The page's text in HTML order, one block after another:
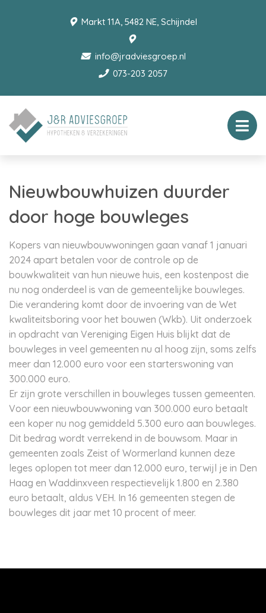
Markt 11A, 5482 NE, Schijndel
info@jradviesgroep.nl
073-203 2057
Nieuwbouwhuizen duurder
door hoge bouwleges
Kopers van nieuwbouwwoningen gaan vanaf 1 januari
2024 apart betalen voor de controle op de
bouwkwaliteit van hun nieuwe huis, een kostenpost die
nu nog onderdeel is van de gemeentelijke bouwleges.
Die verandering komt door de invoering van de Wet
kwaliteitsboring voor het bouwen (Wkb). Uit onderzoek
in opdracht van Vereniging Eigen Huis blijkt dat de
bouwleges in veel gemeenten nu al hoog zijn, soms zelfs
meer dan 12.000 euro voor een starterswoning van
300.000 euro.
Er zijn grote verschillen in bouwleges tussen gemeenten.
Voor een nieuwbouwwoning van 300.000 euro betaalt
een koper nu nog gemiddeld 5.300 euro aan bouwleges.
Dit bedrag wordt verrekend in de bouwsom. Maar in
gemeenten zoals Zeist of Wormerland kunnen deze
leges oplopen tot meer dan 12.000 euro, terwijl je in Den
Haag en Waddinxveen respectievelijk 1.800 en 2.380
euro betaalt, aldus VEH. In 16 gemeenten stegen de
bouwleges dit jaar met 10 procent of meer.